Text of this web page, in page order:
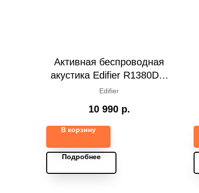
Активная беспроводная
акустика Edifier R1380DB,
black
Edifier
10 990 р.
В корзину
Подробнее